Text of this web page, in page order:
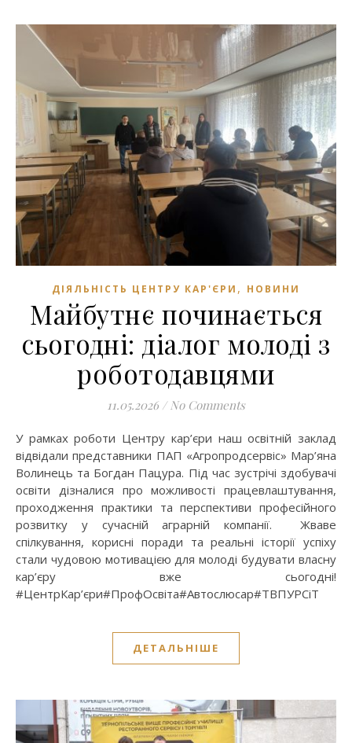
ДІЯЛЬНІСТЬ ЦЕНТРУ КАР'ЄРИ , НОВИНИ
Майбутнє починається
сьогодні: діалог молоді з
роботодавцями
11.05.2026 / No Comments
У рамках роботи Центру кар’єри наш освітній заклад
відвідали представники ПАП «Агропродсервіс» Мар’яна
Волинець та Богдан Пацура. Під час зустрічі здобувачі
освіти дізналися про можливості працевлаштування,
проходження практики та перспективи професійного
розвитку у сучасній аграрній компанії. Жваве
спілкування, корисні поради та реальні історії успіху
стали чудовою мотивацією для молоді будувати власну
кар’єру вже сьогодні!
#ЦентрКар’єри#ПрофОсвіта#Автослюсар#ТВПУРСіТ
ДЕТАЛЬНІШЕ